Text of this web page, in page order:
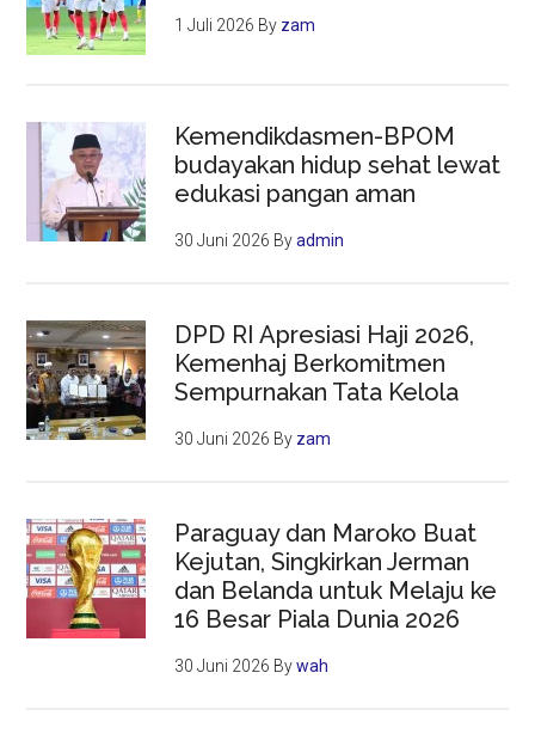
1 Juli 2026 By zam
Kemendikdasmen-BPOM
budayakan hidup sehat lewat
edukasi pangan aman
30 Juni 2026 Byadmin
DPD RI Apresiasi Haji 2026,
Kemenhaj Berkomitmen
Sempurnakan Tata Kelola
30 Juni 2026 By zam
Paraguay dan Maroko Buat
Kejutan, Singkirkan Jerman
dan Belanda untuk Melaju ke
16 Besar Piala Dunia 2026
30 Juni 2026 Bywah